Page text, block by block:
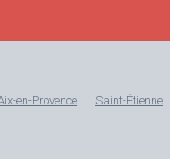
en-Provence Saint-Étienne